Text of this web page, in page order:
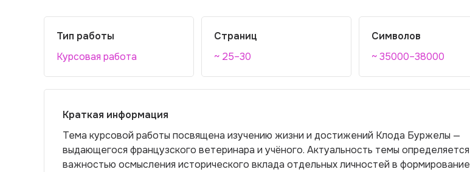
Тип работы
Курсовая работа
Страниц
~ 25–30
Символов
~ 35000–38000
Краткая информация
Тема курсовой работы посвящена изучению жизни и достижений Клода Буржелы —
выдающегося французского ветеринара и учёного. Актуальность темы определяется
важностью осмысления исторического вклада отдельных личностей в формирование